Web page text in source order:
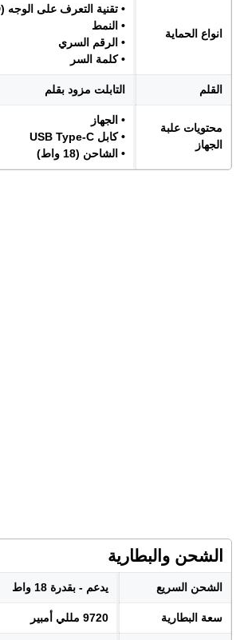
انواع الحماية
• تقنية التعرف على الوجه (Face ID)
• النمط
• الرقم السري
• كلمة السر
القلم التابلت مزود بقلم
محتويات علبة
الجهاز
• الجهاز
• كابل USB Type-C
• الشاحن (18 واط)
الشحن والبطارية
الشحن السريع يدعم - بقدرة 18 واط
سعة البطارية 9720 مللي أمبير